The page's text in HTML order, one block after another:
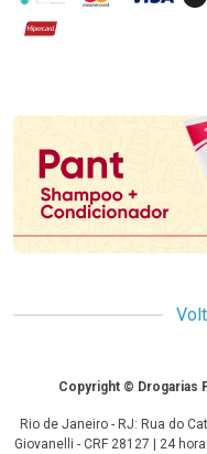
Hipercard
Promoção em
CopyrightCopyright © Drogarias
Rio de Janeiro - RJ: Rua do
Giovanelli - CRF 28127 | 24